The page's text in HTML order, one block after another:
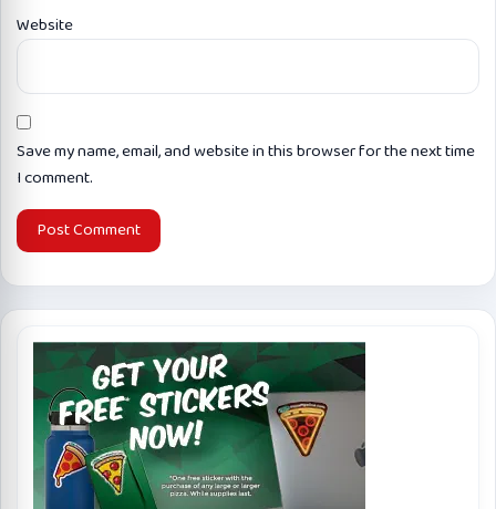
Website
Save my name, email, and website in this browser for the next time
I comment.